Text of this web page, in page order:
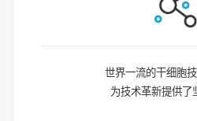
世界一流的干细胞
为技术革新提供了